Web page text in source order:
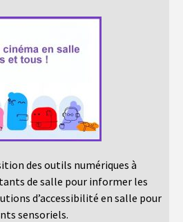
des outils numériques à
de salle pour informer les
d’accessibilité en salle pour
sensoriels.